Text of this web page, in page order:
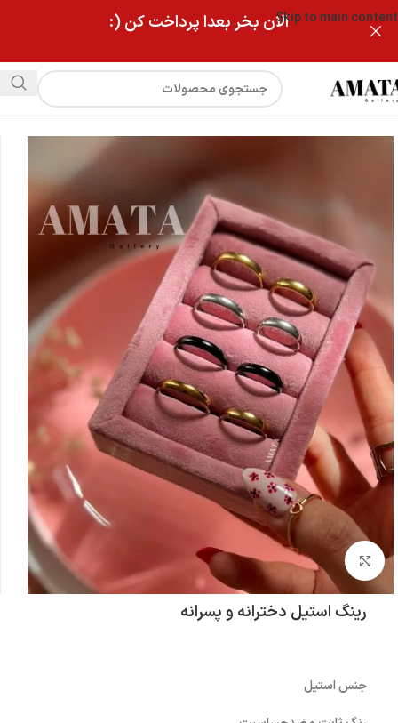
Skip to main contentالان بخر بعدا پرداخت کن (:
فروشگاه رینگ استیل دخترانه و پسرانه
بزرگنمایی تصویر
رینگ استیل دخترانه و پسرانه
جنس استیل